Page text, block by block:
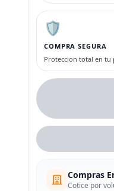
🛡️
COMPRA SEGURA
Proteccion total en tu
Compras
Cotice por